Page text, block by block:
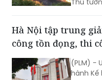
Hà Nội tập trung
(PLM) -
hành Kế
thực
lãng phí